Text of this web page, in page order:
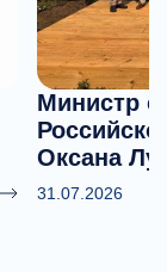
Министр
Оксана
31.07.2026